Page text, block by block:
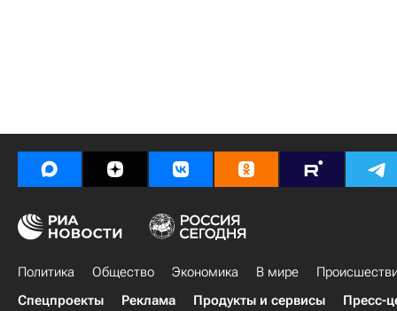
Политика Общество Экономика В мире
Спецпроекты
Реклама Продукты и сервисы Пресс-